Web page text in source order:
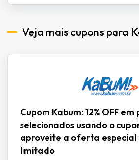
Veja mais cupons para
Cupom Kabum: 12% OFF
selecionados usando o
aproveite a oferta especial
limitado